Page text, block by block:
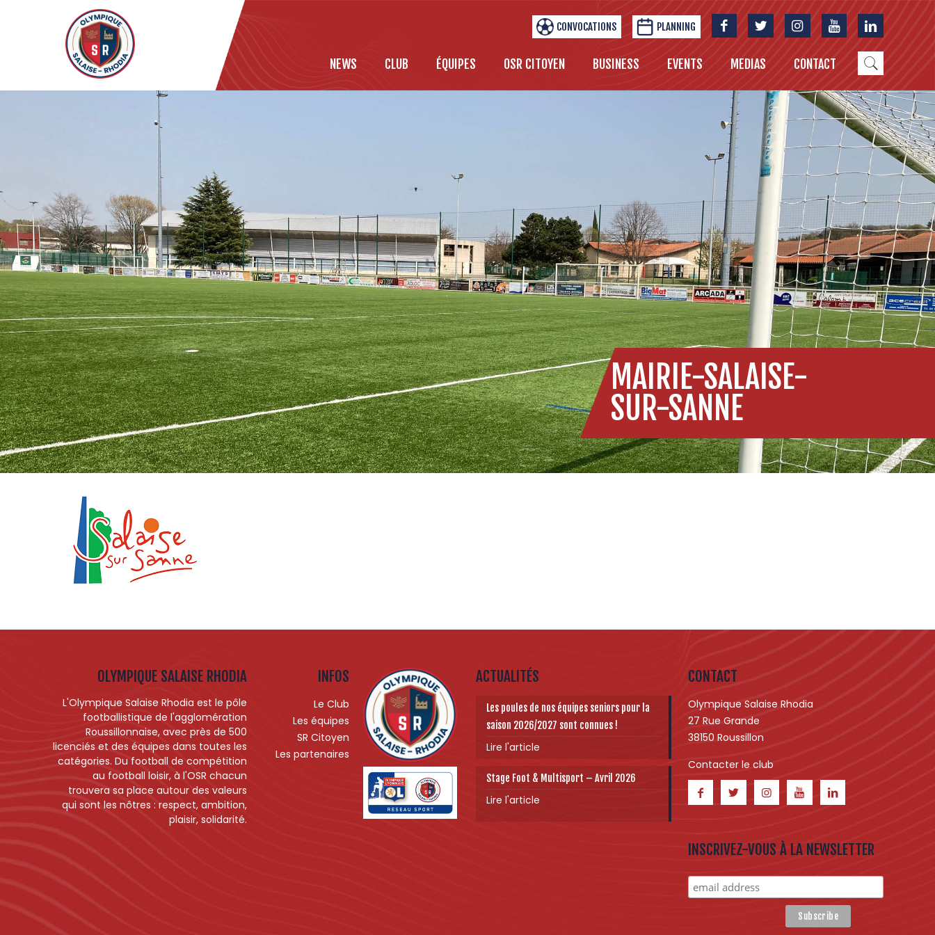
CONVOCATIONS PLANNING
NEWS CLUB ÉQUIPES OSR CITOYEN BUSINESS EVENTS MEDIAS CONTACT
MAIRIE-SALAISE-
SUR-SANNE
OLYMPIQUE SALAISE RHODIA
L'Olympique Salaise Rhodia est le pôle
footballistique de l'agglomération
Roussillonnaise, avec près de 500
licenciés et des équipes dans toutes les
catégories. Du football de compétition
au football loisir, à l'OSR chacun
trouvera sa place autour des valeurs
qui sont les nôtres : respect, ambition,
plaisir, solidarité.
INFOS
Le Club
Les équipes
SR Citoyen
Les partenaires
ACTUALITÉS
Les poules de nos équipes seniors pour la
saison 2026/2027 sont connues !
Lire l'article
Stage Foot & Multisport – Avril 2026
Lire l'article
CONTACT
Olympique Salaise Rhodia
27 Rue Grande
38150 Roussillon
Contacter le club
INSCRIVEZ-VOUS À LA NEWSLETTER